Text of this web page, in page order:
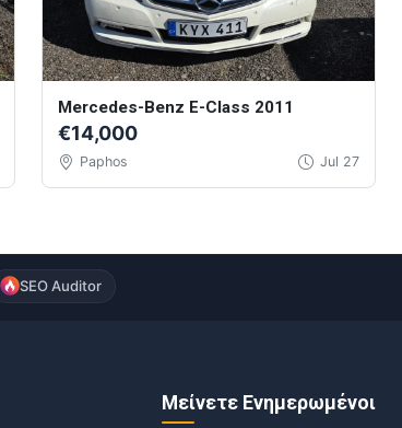
Mercedes-Benz E-Class 2011
€14,000
Paphos Jul 27
SEO Auditor
Μείνετε Ενημερωμένοι